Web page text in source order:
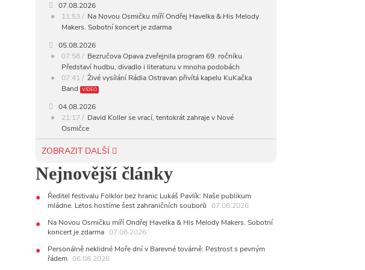
07.08.2026
11:53
Na Novou Osmičku míří Ondřej Havelka & His Melody
Makers. Sobotní koncert je zdarma
05.08.2026
07:58
Bezručova Opava zveřejnila program 69. ročníku.
Představí hudbu, divadlo i literaturu v mnoha podobách
07:41
Živé vysílání Rádia Ostravan přivítá kapelu KuKačka
Band
VIDEO
04.08.2026
21:17
David Koller se vrací, tentokrát zahraje v Nové
Osmičce
03.08.2026
Svatováclavského hudebního festivalu zbývá měsíc
29.07.2026
11:00
Do Ostravy se vrací britští Modestep, vystoupí v
listopadu v klubu Barrák VIDEO
10:33
Úsměvné historky ze života ostravské kapely Verše:
Od zapomenutých baterek až po kuriózní krádež kláves
28.07.2026
15:51
Koncert legendárních Judas Priest se blíží. Zbývá jen
ZOBRAZIT DALŠÍ
Nejnovější články
Ředitel festivalu Folklor bez hranic Lukáš Pavlík: Naše publikum
mládne. Letos hostíme šest zahraničních souborů 07.08.2026
Na Novou Osmičku míří Ondřej Havelka & His Melody Makers. Sobotní
koncert je zdarma 07.08.2026
Personálně neklidné Moře dní v Barevné továrně: Pestrost s pevným
řádem 06.08.2026